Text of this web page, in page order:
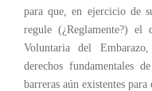
para que, en ejercicio de
regule (¿Reglamente?) el
Voluntaria del
derechos fundamentales
barreras aún existentes